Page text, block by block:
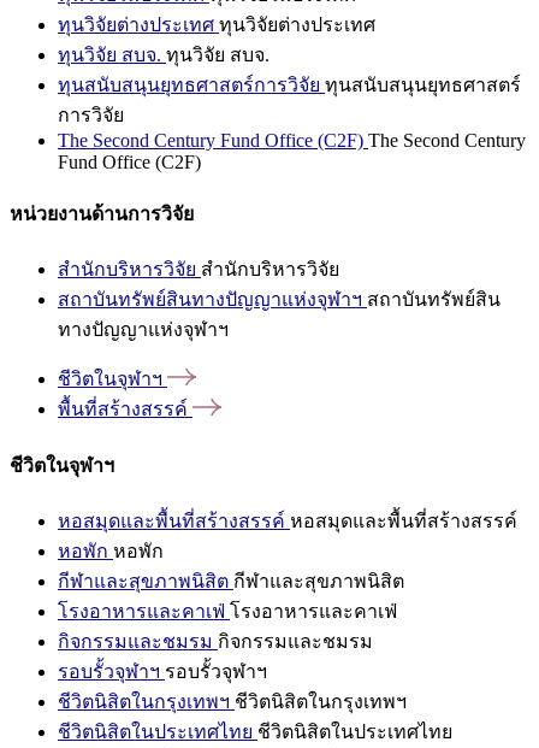
ทุนวิจัยต่างประเทศ ทุนวิจัยต่างประเทศ
ทุนวิจัย สบจ. ทุนวิจัย สบจ.
ทุนสนับสนุนยุทธศาสตร์การวิจัย ทุนสนับสนุนยุทธศาสตร์
การวิจัย
The Second Century Fund Office (C2F) The Second Century
Fund Office (C2F)
หน่วยงานด้านการวิจัย
สำนักบริหารวิจัย สำนักบริหารวิจัย
สถาบันทรัพย์สินทางปัญญาแห่งจุฬาฯ สถาบันทรัพย์สิน
ทางปัญญาแห่งจุฬาฯ
ชีวิตในจุฬาฯ
พื้นที่สร้างสรรค์
ชีวิตในจุฬาฯ
หอสมุดและพื้นที่สร้างสรรค์ หอสมุดและพื้นที่สร้างสรรค์
หอพัก หอพัก
กีฬาและสุขภาพนิสิต กีฬาและสุขภาพนิสิต
โรงอาหารและคาเฟ่ โรงอาหารและคาเฟ่
กิจกรรมและชมรม กิจกรรมและชมรม
รอบรั้วจุฬาฯ รอบรั้วจุฬาฯ
ชีวิตนิสิตในกรุงเทพฯ ชีวิตนิสิตในกรุงเทพฯ
ชีวิตนิสิตในประเทศไทย ชีวิตนิสิตในประเทศไทย